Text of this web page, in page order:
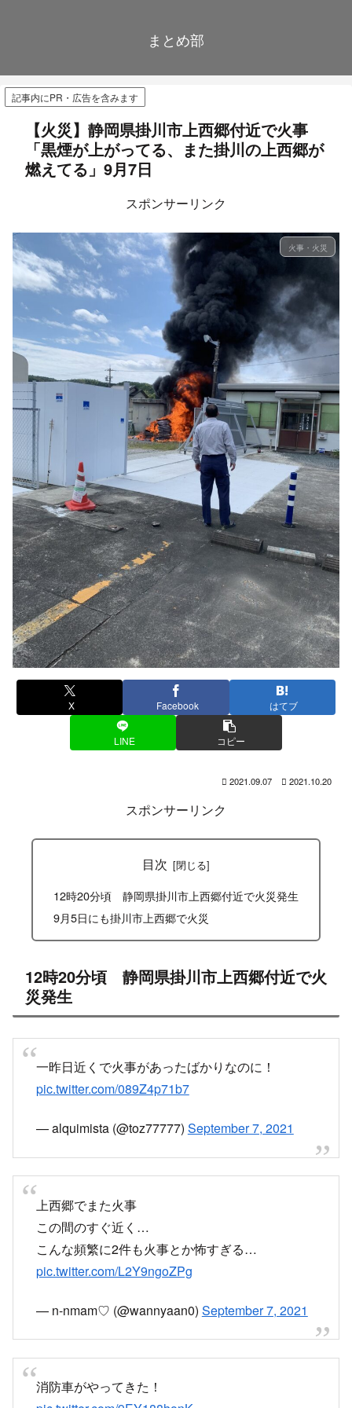
まとめ部
記事内にPR・広告を含みます
【火災】静岡県掛川市上西郷付近で火事
「黒煙が上がってる、また掛川の上西郷が
燃えてる」9月7日
スポンサーリンク
火事・火災
X Facebook はてブ
LINE コピー
2021.09.07 2021.10.20
スポンサーリンク
目次
12時20分頃 静岡県掛川市上西郷付近で火災発生
9月5日にも掛川市上西郷で火災
12時20分頃 静岡県掛川市上西郷付近で火
災発生
一昨日近くで火事があったばかりなのに！
pic.twitter.com/089Z4p71b7
— alquimista (@toz77777) September 7, 2021
上西郷でまた火事
この間のすぐ近く…
こんな頻繁に2件も火事とか怖すぎる…
pic.twitter.com/L2Y9ngoZPg
— n-nmam♡ (@wannyaan0) September 7, 2021
消防車がやってきた！